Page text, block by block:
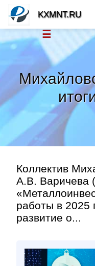
Коллектив
А.В. Варичева
работы в 2025
развитие о...
KXMNT.RU
☰
Новости
Тренды новостей »
Рубрики»
Правила»
Контакт»